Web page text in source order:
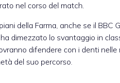
nel corso del match.
della Farma, anche se il BBC
dimezzato lo svantaggio in
difendere con i denti
del suo percorso.